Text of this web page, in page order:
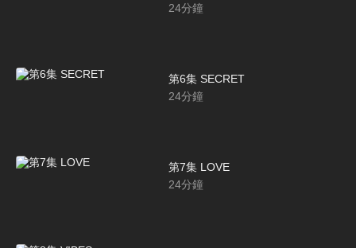
24分鐘
第6集 SECRET
24分鐘
第7集 LOVE
24分鐘